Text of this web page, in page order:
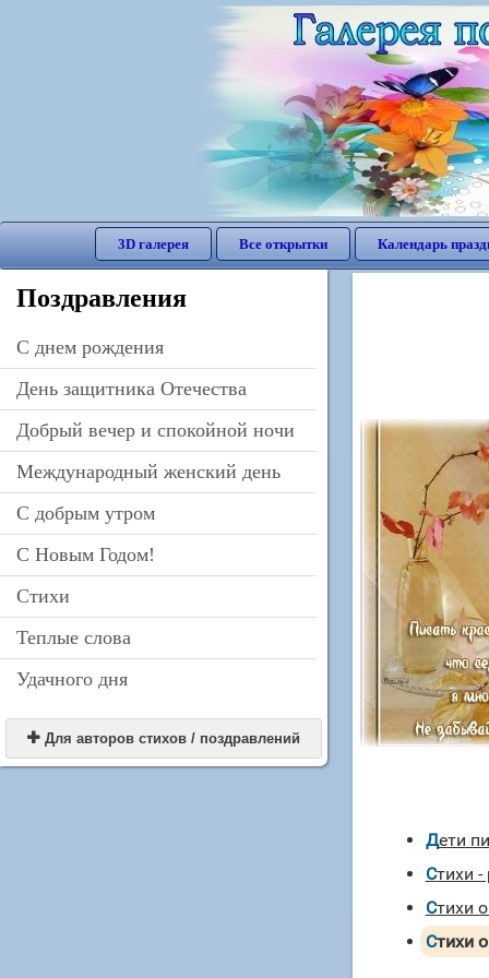
3D галерея Все открытки Календарь
Поздравления
C днем рождения
День защитника Отечества
Добрый вечер и спокойной ночи
Международный женский день
С добрым утром
С Новым Годом!
Стихи
Теплые слова
Удачного дня
 Для авторов стихов / поздравлений
Дети
Стихи
Стихи
Стихи